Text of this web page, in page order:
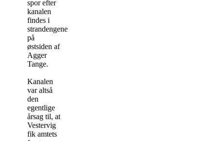
spor efter
kanalen
findes i
strandengene
på
østsiden af
Agger
Tange.
Kanalen
var altså
den
egentlige
årsag til, at
Vestervig
fik amtets